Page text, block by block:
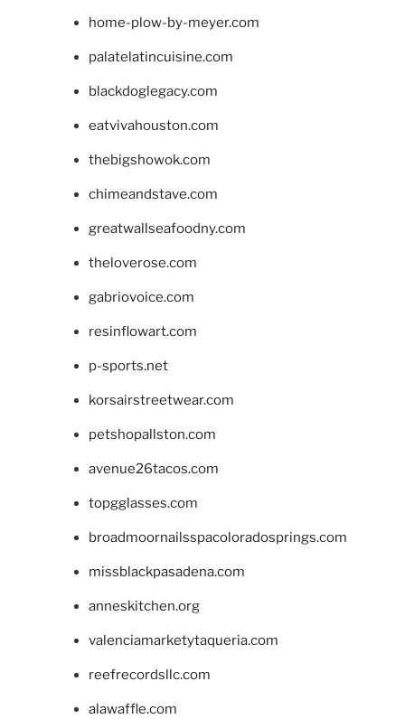
home-plow-by-meyer.com
palatelatincuisine.com
blackdoglegacy.com
eatvivahouston.com
thebigshowok.com
chimeandstave.com
greatwallseafoodny.com
theloverose.com
gabriovoice.com
resinflowart.com
p-sports.net
korsairstreetwear.com
petshopallston.com
avenue26tacos.com
topgglasses.com
broadmoornailsspacoloradosprings.com
missblackpasadena.com
anneskitchen.org
valenciamarketytaqueria.com
reefrecordsllc.com
alawaffle.com